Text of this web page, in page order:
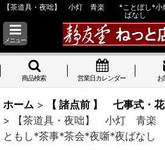
【茶道具・夜咄】 小灯 青楽 *ことぼし*小
ばなし
メニュー
商品検索 営業日カレンダー お
ホーム >
【 諸点前 】 七事式・
>
【茶道具・夜咄】 小灯 青
ともし*茶事*茶会*夜噺*夜ばなし